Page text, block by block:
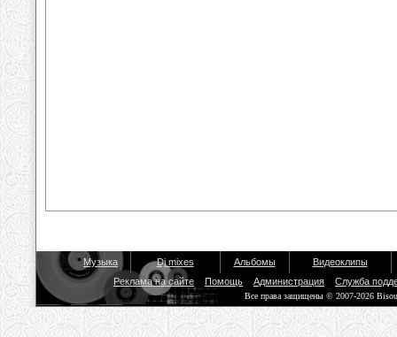
Музыка Dj mixes Альбомы
Видеоклипы
Реклама на сайте
Помощь Администрация Служба
Все права защищены © 2007-2026